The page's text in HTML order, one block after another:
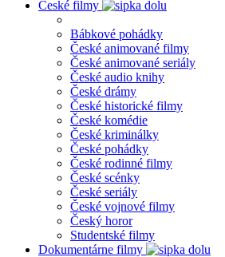
České filmy
Bábkové pohádky
České animované filmy
České animované seriály
České audio knihy
České drámy
České historické filmy
České komédie
České kriminálky
České pohádky
České rodinné filmy
České scénky
České seriály
České vojnové filmy
Český horor
Studentské filmy
Dokumentárne filmy